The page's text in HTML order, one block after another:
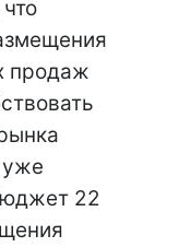
продаж
уже
22